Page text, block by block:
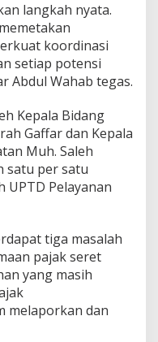
langkah nyata.
koordinasi
setiap potensi
Abdul Wahab tegas.
Kepala Bidang
Gaffar dan Kepala
Muh. Saleh
satu per satu
UPTD Pelayanan
tiga masalah
pajak seret
yang masih
melaporkan dan